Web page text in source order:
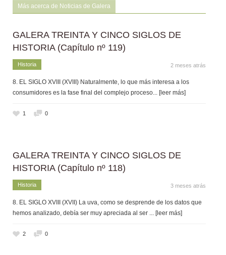
Más acerca de Noticias de Galera
GALERA TREINTA Y CINCO SIGLOS DE
HISTORIA (Capítulo nº 119)
Historia 2 meses atrás
8. EL SIGLO XVIII (XVIII) Naturalmente, lo que más interesa a los
consumidores es la fase final del complejo proceso ... [leer más]
1 0
GALERA TREINTA Y CINCO SIGLOS DE
HISTORIA (Capítulo nº 118)
Historia 3 meses atrás
8. EL SIGLO XVIII (XVII) La uva, como se desprende de los datos que
hemos analizado, debía ser muy apreciada al ser
... [leer más]
2 0